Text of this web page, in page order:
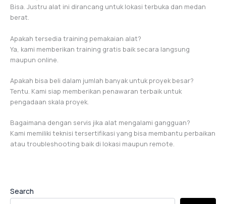
Search
Bisa. Justru alat ini dirancang untuk lokasi terbuka dan medan
berat.
Apakah tersedia training pemakaian alat?
Ya, kami memberikan training gratis baik secara langsung
maupun online.
Apakah bisa beli dalam jumlah banyak untuk proyek besar?
Tentu. Kami siap memberikan penawaran terbaik untuk
pengadaan skala proyek.
Bagaimana dengan servis jika alat mengalami gangguan?
Kami memiliki teknisi tersertifikasi yang bisa membantu perbaikan
atau troubleshooting baik di lokasi maupun remote.